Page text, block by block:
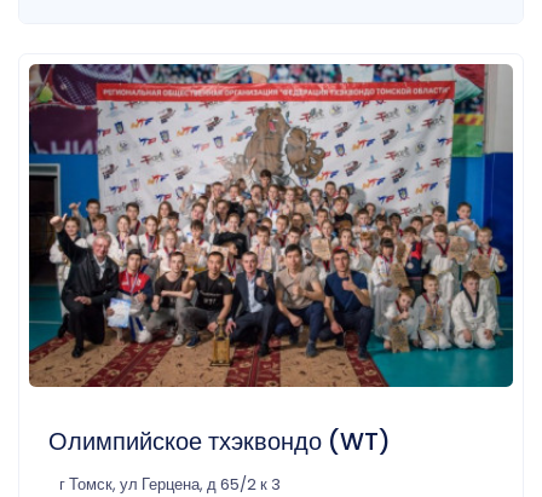
Олимпийское тхэквондо (WT)
г Томск, ул Герцена, д 65/2 к 3